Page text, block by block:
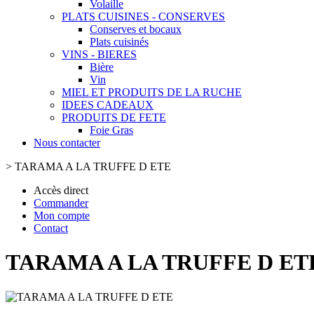
Volaille
PLATS CUISINES - CONSERVES
Conserves et bocaux
Plats cuisinés
VINS - BIERES
Bière
Vin
MIEL ET PRODUITS DE LA RUCHE
IDEES CADEAUX
PRODUITS DE FETE
Foie Gras
Nous contacter
> TARAMA A LA TRUFFE D ETE
Accès direct
Commander
Mon compte
Contact
TARAMA A LA TRUFFE D